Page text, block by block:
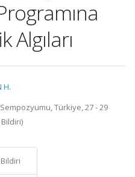
Algıları
H.
Türkiye, 27 - 29